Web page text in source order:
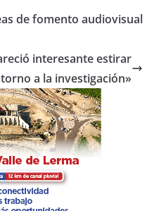
de fomento audiovisual
interesante estirar
a la investigación»